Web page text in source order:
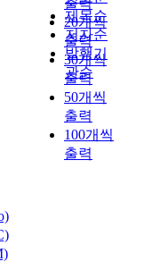
expression elements
and into the
symbolism and
psychological role of
color in the design
applied a lot of
symbolism. Based on
that, I finally thought
about finding its
by examining a
relationship and
correlations with
role than anything else
in the purchasing
pattern of consumers.
Animal or human
"character" is found to
be preferable.
"Character" promoted
through broadcast
media like TV is also
found to be preferable.
long-lasting life that
reflects the trend of the
world through
enterprises which have
a strong social impact
and big amount of
capital can be a
beautiful alternative
for ineffective
governmental
supports. Secondly
Mecenat has not been
culture the potentiality
of mecenat must be
more optimistic in the
function. Pohang is a
boom city which has
grown up quickly the
foundation of POSCO,
which was the
cornerstone of Korea's
development.
Nonetheless, the rapid
economic
development has a bad
effect on the unique
제목순
저자순
발행기
관순
출력
20개씩
출력
30개씩
출력
50개씩
출력
100개씩
출력